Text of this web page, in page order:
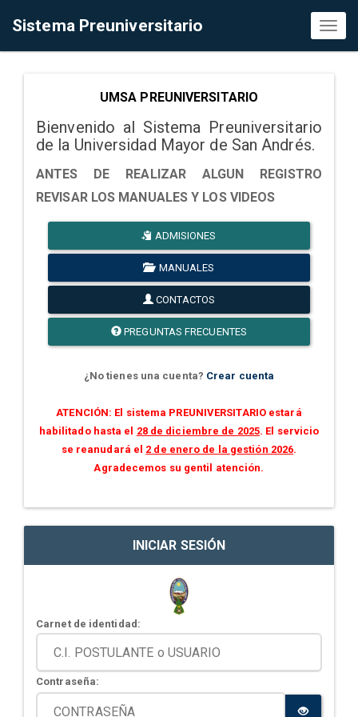
Sistema Preuniversitario
UMSA PREUNIVERSITARIO
Bienvenido al Sistema Preuniversitario
de la Universidad Mayor de San Andrés.
ANTES DE REALIZAR ALGUN REGISTRO
REVISAR LOS MANUALES Y LOS VIDEOS
ADMISIONES
MANUALES
CONTACTOS
PREGUNTAS FRECUENTES
¿No tienes una cuenta? Crear cuenta
ATENCIÓN: El sistema PREUNIVERSITARIO estará
habilitado hasta el 28 de diciembre de 2025. El servicio
se reanudará el 2 de enero de la gestión 2026.
Agradecemos su gentil atención.
INICIAR SESIÓN
Carnet de identidad:
Contraseña: